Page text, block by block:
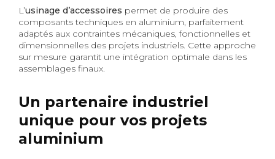
L’usinage d’accessoires permet de produire des
composants techniques en aluminium, parfaitement
adaptés aux contraintes mécaniques, fonctionnelles et
dimensionnelles des projets industriels. Cette approche
sur mesure garantit une intégration optimale dans les
assemblages finaux.
Un partenaire industriel
unique pour vos projets
aluminium